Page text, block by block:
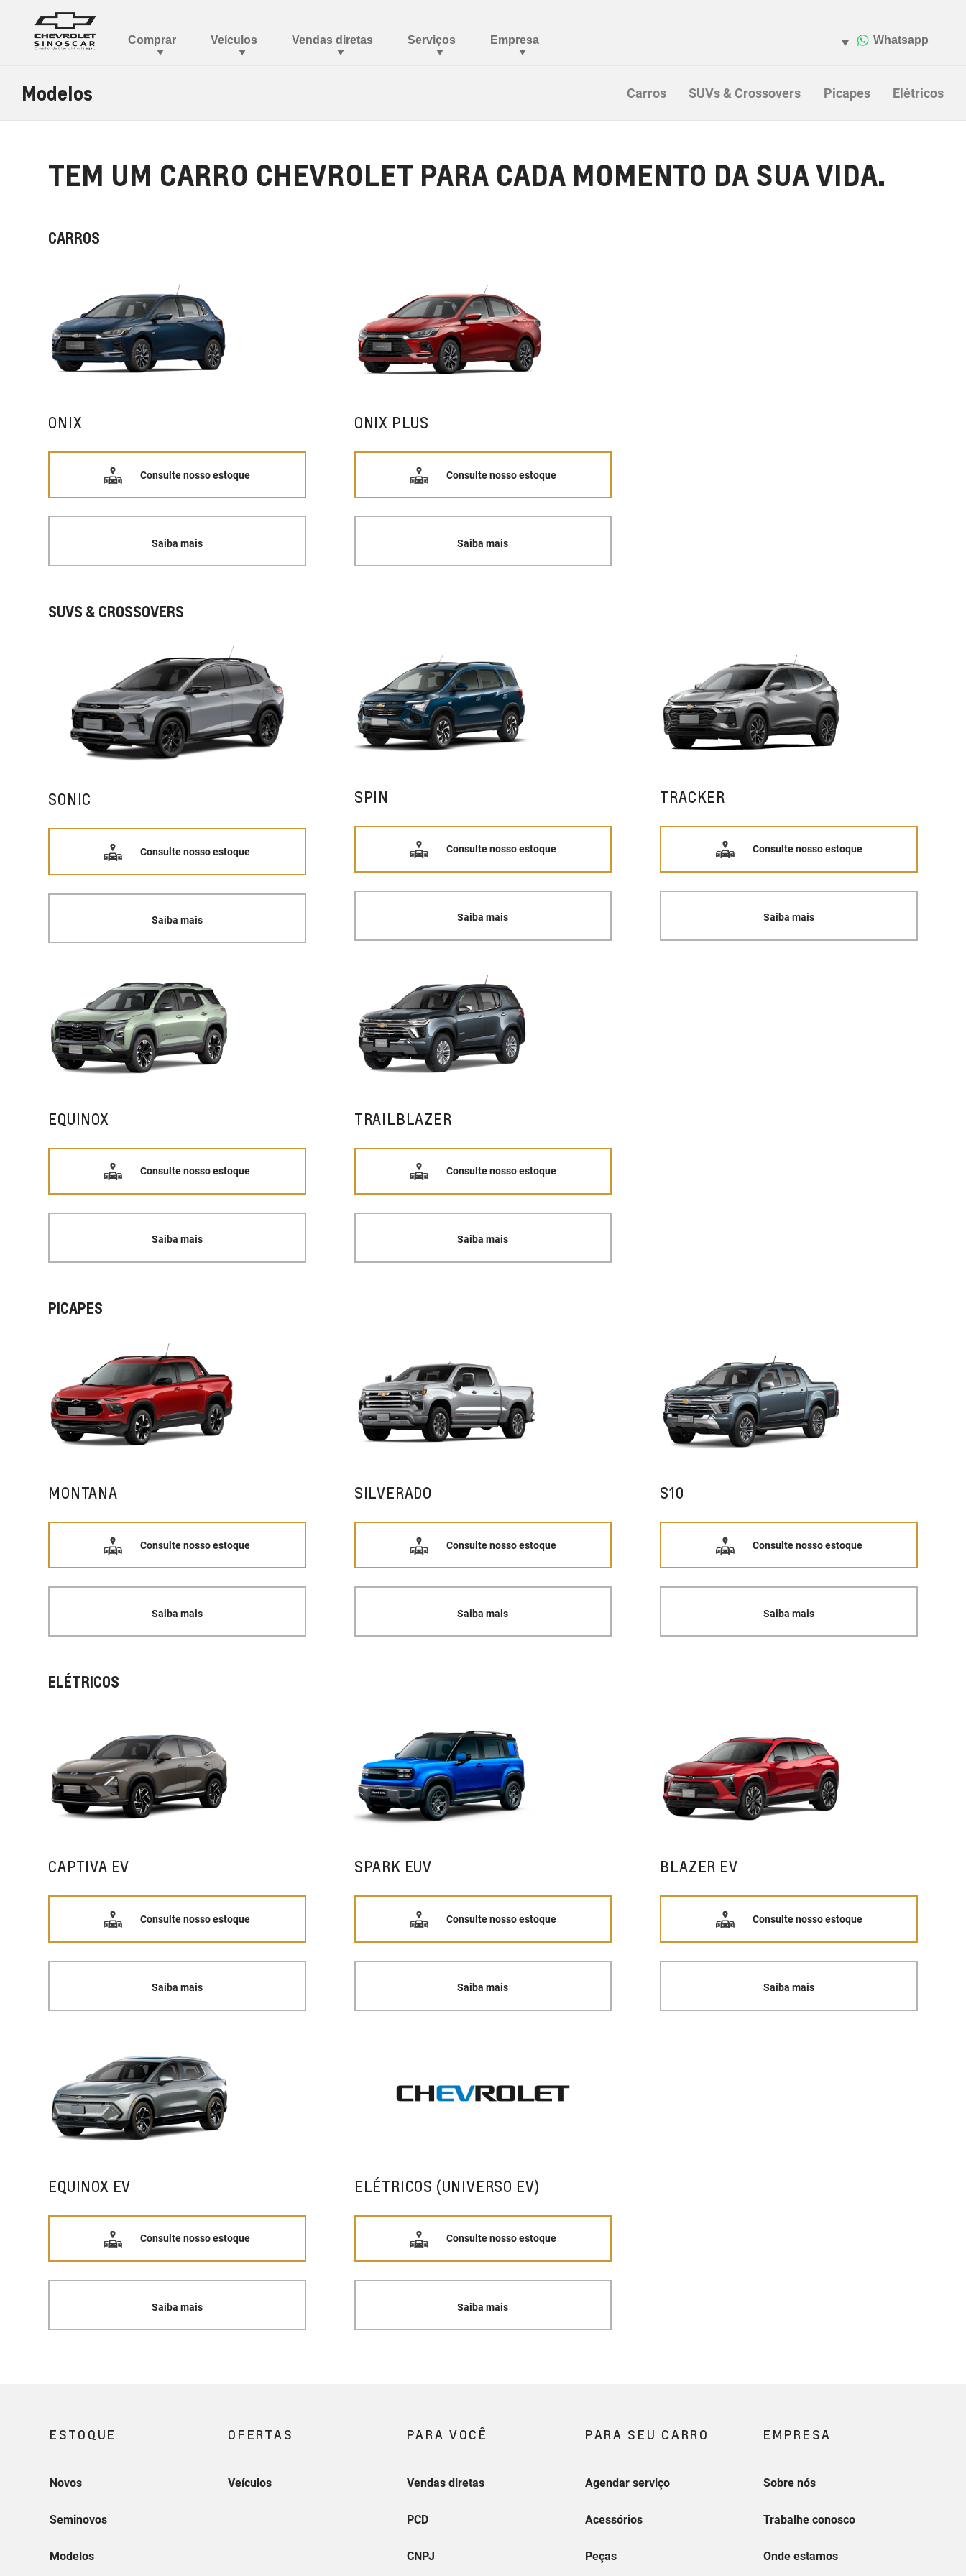
Modelos Carros SUVs & Crossovers Picapes Elétricos
TEM UM CARRO CHEVROLET PARA CADA MOMENTO DA SUA VIDA.
CARROS
ONIX
Consulte nosso estoque
Saiba mais
ONIX PLUS
Consulte nosso estoque
Saiba mais
SUVS & CROSSOVERS
SONIC
Consulte nosso estoque
Saiba mais
SPIN
Consulte nosso estoque
Saiba mais
TRACKER
Consulte nosso estoque
Saiba mais
EQUINOX
Consulte nosso estoque
Saiba mais
TRAILBLAZER
Consulte nosso estoque
Saiba mais
PICAPES
MONTANA
Consulte nosso estoque
Saiba mais
SILVERADO
Consulte nosso estoque
Saiba mais
S10
Consulte nosso estoque
Saiba mais
ELÉTRICOS
CAPTIVA EV
Consulte nosso estoque
Saiba mais
SPARK EUV
Consulte nosso estoque
Saiba mais
BLAZER EV
Consulte nosso estoque
Saiba mais
EQUINOX EV
Consulte nosso estoque
Saiba mais
ELÉTRICOS (UNIVERSO EV)
Consulte nosso estoque
Saiba mais